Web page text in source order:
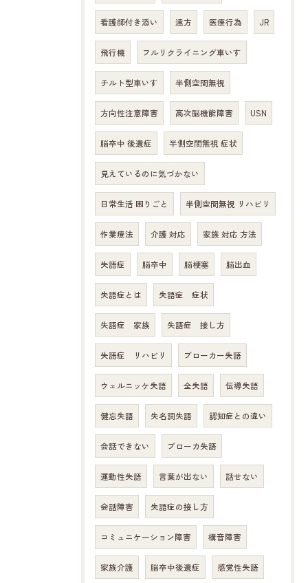
看護師付き添い 遠方 医療行為 JR
飛行機 フルリクライニング車いす
チルト型車いす 半側空間無視
方向性注意障害 高次脳機能障害 USN
脳卒中 後遺症 半側空間無視 症状
見えているのに気づかない
日常生活 困りごと 半側空間無視 リハビリ
作業療法 介護 対応 家族 対応 方法
失語症 脳卒中 脳梗塞 脳出血
失語症とは 失語症 症状
失語症 家族 失語症 接し方
失語症 リハビリ ブローカー失語
ウェルニッケ失語 全失語 伝導失語
健忘失語 失名詞失語 認知症との違い
会話できない ブローカ失語
運動性失語 言葉が出ない 話せない
会話障害 失語症の接し方
コミュニケーション障害 構音障害
家族介護 脳卒中後遺症 感覚性失語